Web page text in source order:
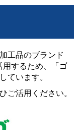
工品のブランド
するため、「ゴ
ています。
活用ください。